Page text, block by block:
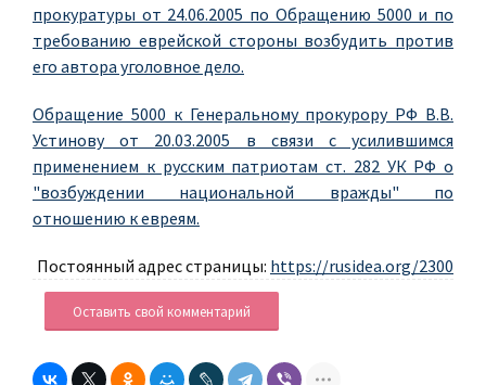
прокуратуры от 24.06.2005 по Обращению 5000 и по
требованию еврейской стороны возбудить против
его автора уголовное дело.
Обращение 5000 к Генеральному прокурору РФ В.В.
Устинову от 20.03.2005 в связи с усилившимся
применением к русским патриотам ст. 282 УК РФ о
"возбуждении национальной вражды" по
отношению к евреям.
Постоянный адрес страницы: https://rusidea.org/2300
Оставить свой комментарий